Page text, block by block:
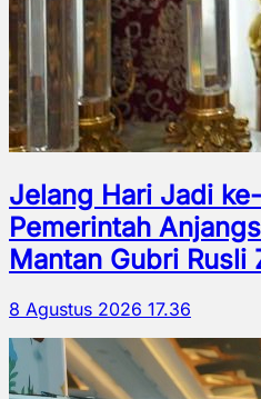
Jelang Hari Jadi
Pemerintah
Mantan Gubri Rusli
8 Agustus 2026 17.36